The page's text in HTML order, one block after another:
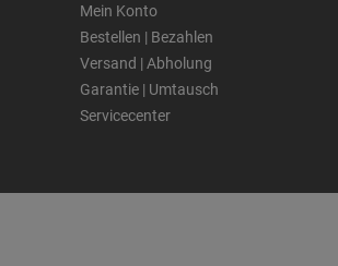
Mein Konto
Bestellen | Bezahlen
Versand | Abholung
Garantie | Umtausch
Servicecenter